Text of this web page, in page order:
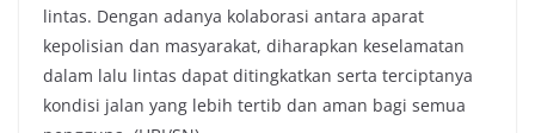
lintas. Dengan adanya kolaborasi antara aparat
kepolisian dan masyarakat, diharapkan keselamatan
dalam lalu lintas dapat ditingkatkan serta terciptanya
kondisi jalan yang lebih tertib dan aman bagi semua